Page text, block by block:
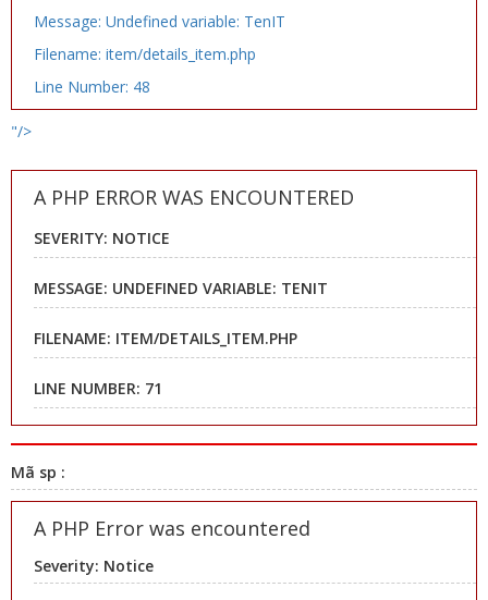
Message: Undefined variable: TenIT
Filename: item/details_item.php
Line Number: 48
"/>
A PHP ERROR WAS ENCOUNTERED
SEVERITY: NOTICE
MESSAGE: UNDEFINED VARIABLE: TENIT
FILENAME: ITEM/DETAILS_ITEM.PHP
LINE NUMBER: 71
Mã sp :
A PHP Error was encountered
Severity: Notice